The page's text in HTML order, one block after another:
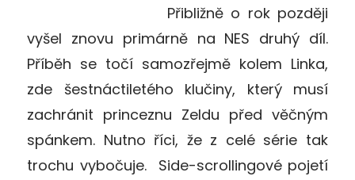
Přibližně o rok později
vyšel znovu primárně na NES druhý díl.
Příběh se točí samozřejmě kolem Linka,
zde šestnáctiletého klučiny, který musí
zachránit princeznu Zeldu před věčným
spánkem. Nutno říci, že z celé série tak
trochu vybočuje. Side-scrollingové pojetí